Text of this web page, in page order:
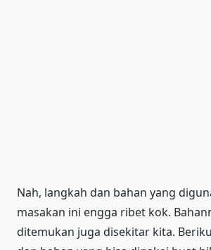
Nah, langkah dan bahan yang
masakan ini engga ribet kok.
ditemukan juga disekitar kita.